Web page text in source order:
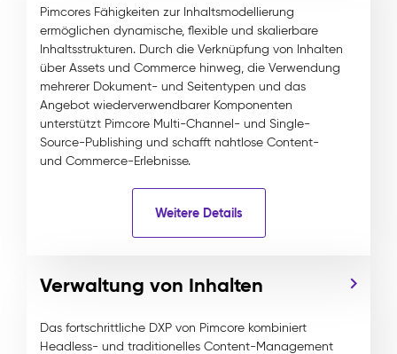
Pimcores Fähigkeiten zur Inhaltsmodellierung
ermöglichen dynamische, flexible und skalierbare
Inhaltsstrukturen. Durch die Verknüpfung von Inhalten
über Assets und Commerce hinweg, die Verwendung
mehrerer Dokument- und Seitentypen und das
Angebot wiederverwendbarer Komponenten
unterstützt Pimcore Multi-Channel- und Single-
Source-Publishing und schafft nahtlose Content-
und Commerce-Erlebnisse.
Weitere Details
Verwaltung von Inhalten
Das fortschrittliche DXP von Pimcore kombiniert
Headless- und traditionelles Content-Management